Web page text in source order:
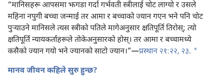
“मानिसहरू आपसमा झगडा गर्दा गर्भवती स्त्रीलाई चोट लाग्यो र उसले
महिना नपुगी बच्चा जन्माई तर आमा र बच्चाको ज्यान गएन भने पनि चोट
पुऱ्‍याउने मानिसले त्यस स्त्रीको पतिले मागेअनुसार क्षतिपूर्ति तिरोस्‌; त्यो
क्षतिपूर्ति न्यायकर्ताहरूले तोकेअनुसारको होस्‌। तर आमा र बच्चामध्ये
कसैको ज्यान गयो भने ज्यानको साटो ज्यान।”​—⁠प्रस्थान २१:​२२, २३. a
मानव जीवन कहिले सुरु हुन्छ?